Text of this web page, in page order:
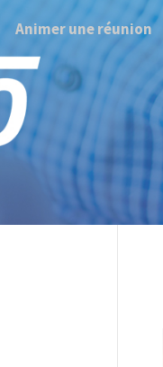
Animer une réunion